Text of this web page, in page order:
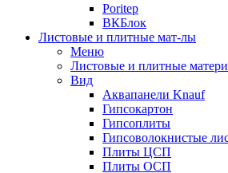
Poritep
ВКБлок
Листовые и плитные мат-лы
Меню
Листовые и плитные
Вид
Аквапанели Knauf
Гипсокартон
Гипсоплиты
Гипсоволокнистые
Плиты ЦСП
Плиты ОСП